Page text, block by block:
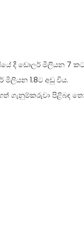
දී ඩොලර් මිලියන 7
1.8ට අඩු විය.
ගැනුම්කරුවා පිළිබඳ